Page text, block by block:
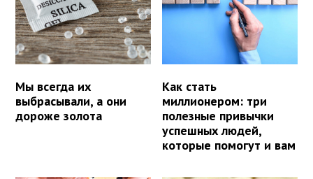
Мы всегда их
выбрасывали, а они
дороже золота
Как стать
миллионером: три
полезные привычки
успешных людей,
которые помогут и вам